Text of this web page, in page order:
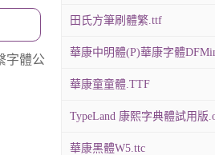
字體公
田氏方筆刷體繁.ttf
華康中明體(P)華康字體
華康童童體.TTF
TypeLand 康熙字典體試用版
華康黑體W5.ttc